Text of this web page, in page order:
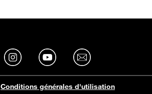
Conditions générales d'utilisation